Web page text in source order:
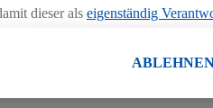
statt (etwaige
dieser als eigenständig
basiert auf der Generierung
die Zusammenführung von
Informationen aus Ihrem